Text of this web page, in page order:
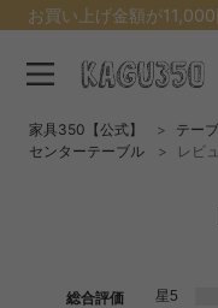
お買い上げ金額が
家具350【公式】 テー
センターテーブル
レビ
総合評価 星5